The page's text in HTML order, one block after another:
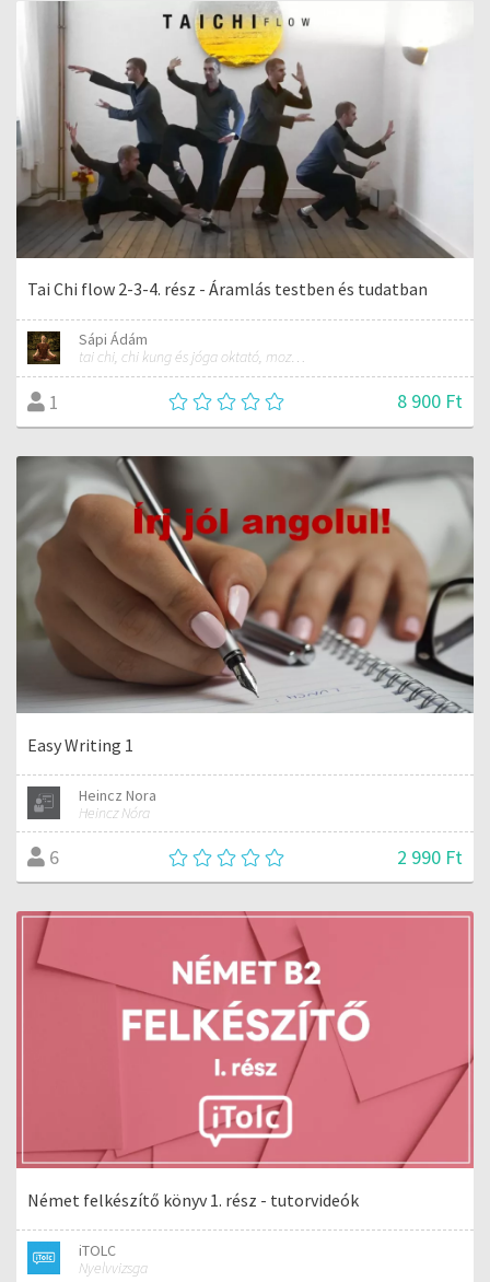
Tai Chi flow 2-3-4. rész - Áramlás testben és tudatban
Sápi Ádám
tai chi, chi kung és jóga oktató, mozgásterapeuta, buddhista tanító
1 8 900 Ft
Easy Writing 1
Heincz Nora
Heincz Nóra
6 2 990 Ft
Német felkészítő könyv 1. rész - tutorvideók
iTOLC
Nyelvvizsga